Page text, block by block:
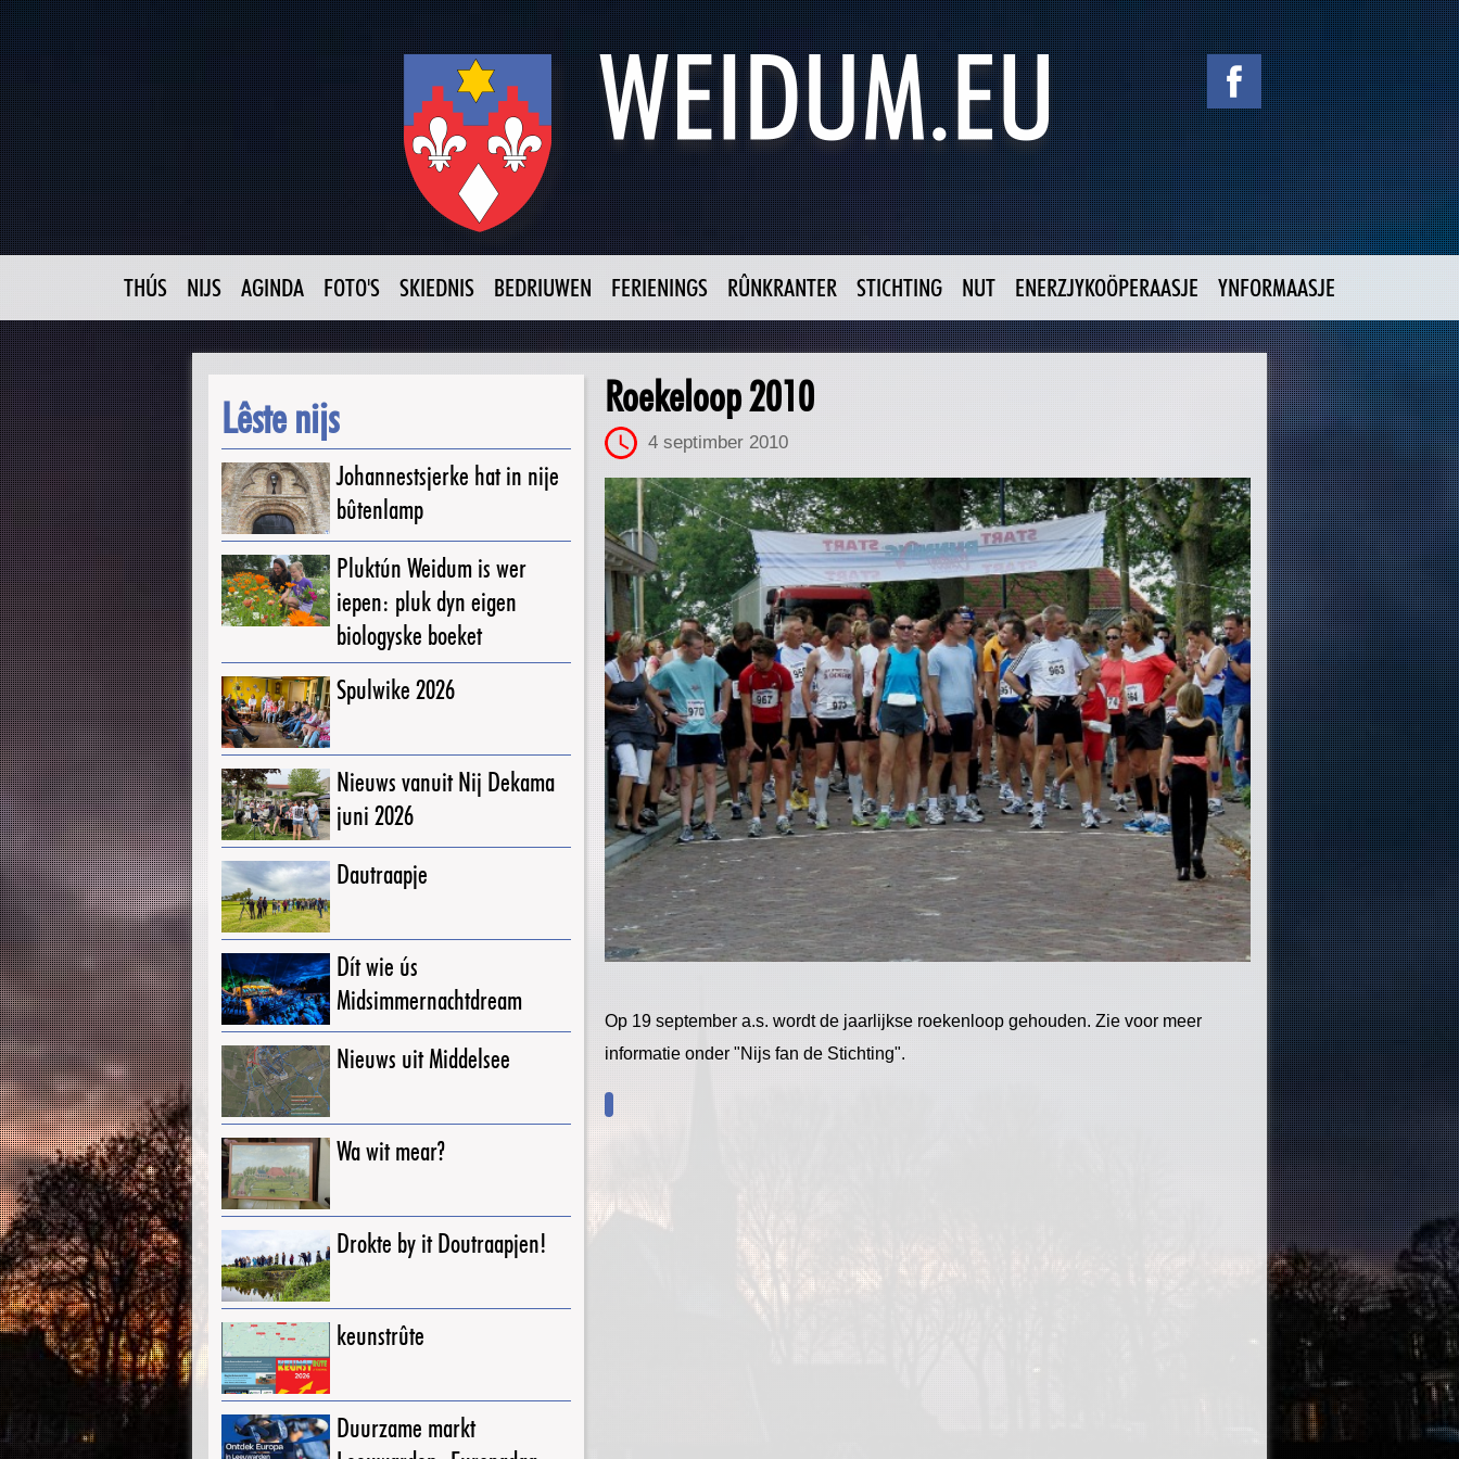
THÚS NIJS AGINDA FOTO'S SKIEDNIS BEDRIUWEN FERIENINGS RÛNKRANTER STICHTING NUT ENERZJYKOÖPERAASJE YNFORMAASJE
Lêste nijs
Johannestsjerke hat in nije
bûtenlamp
Pluktún Weidum is wer
iepen: pluk dyn eigen
biologyske boeket
Spulwike 2026
Nieuws vanuit Nij Dekama
juni 2026
Dautraapje
Dít wie ús
Midsimmernachtdream
Nieuws uit Middelsee
Wa wit mear?
Drokte by it Doutraapjen!
keunstrûte
Duurzame markt
Roekeloop 2010
4 septimber 2010
Op 19 september a.s. wordt de jaarlijkse roekenloop gehouden. Zie voor meer
informatie onder "Nijs fan de Stichting".